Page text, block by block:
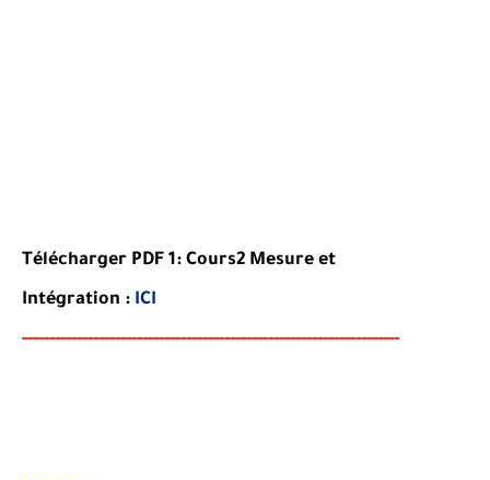
Télécharger PDF 1: Cours2 Mesure et
Intégration : ICI
---------------------------------------------------------------------